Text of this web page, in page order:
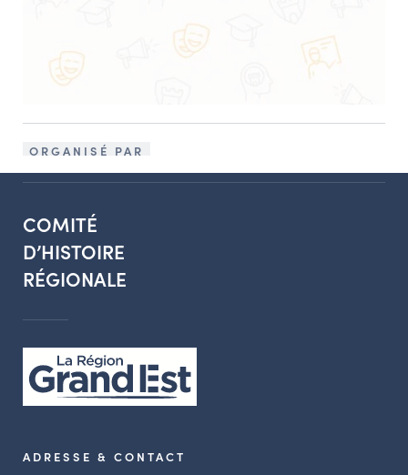
ORGANISÉ PAR
COMITÉ
D’HISTOIRE
RÉGIONALE
ADRESSE & CONTACT